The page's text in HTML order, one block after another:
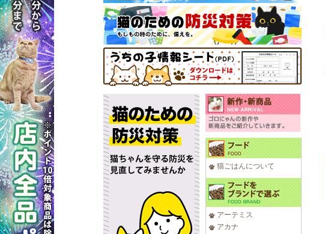
猫ごはんについて
アーテミス
アカナ